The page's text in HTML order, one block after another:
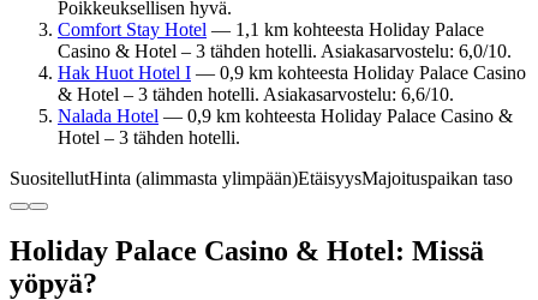
Poikkeuksellisen hyvä.
Comfort Stay Hotel — 1,1 km kohteesta Holiday Palace
Casino & Hotel – 3 tähden hotelli. Asiakasarvostelu: 6,0/10.
Hak Huot Hotel I — 0,9 km kohteesta Holiday Palace Casino
& Hotel – 3 tähden hotelli. Asiakasarvostelu: 6,6/10.
Nalada Hotel — 0,9 km kohteesta Holiday Palace Casino &
Hotel – 3 tähden hotelli.
SuositellutHinta (alimmasta ylimpään)EtäisyysMajoituspaikan taso
Holiday Palace Casino & Hotel: Missä
yöpyä?